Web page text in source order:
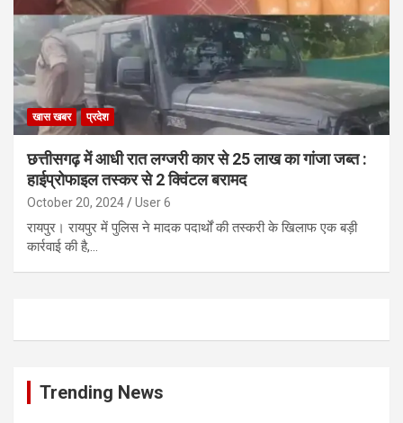
खास खबर प्रदेश
छत्तीसगढ़ में आधी रात लग्जरी कार से 25 लाख का गांजा जब्त :
हाईप्रोफाइल तस्कर से 2 क्विंटल बरामद
October 20, 2024 User 6
रायपुर। रायपुर में पुलिस ने मादक पदार्थों की तस्करी के खिलाफ एक बड़ी
कार्रवाई की है,…
Trending News